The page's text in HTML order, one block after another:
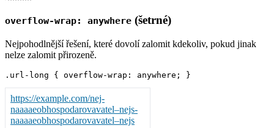
overflow-wrap: anywhere (šetrné)
Nejpohodlnější řešení, které dovolí zalomit kdekoliv, pokud jinak
nelze zalomit přirozeně.
https://example.com/nej-
naaaaeobhospodarovavatel–nejs-
naaaaeobhospodarovavatel–nejs